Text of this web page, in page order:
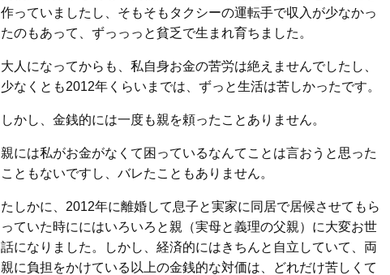
作っていましたし、そもそもタクシーの運転手で収入が少なかっ
たのもあって、ずっっっと貧乏で生まれ育ちました。
大人になってからも、私自身お金の苦労は絶えませんでしたし、
少なくとも2012年くらいまでは、ずっと生活は苦しかったです。
しかし、金銭的には一度も親を頼ったことありません。
親には私がお金がなくて困っているなんてことは言おうと思った
こともないですし、バレたこともありません。
たしかに、2012年に離婚して息子と実家に同居で居候させてもら
っていた時ににはいろいろと親（実母と義理の父親）に大変お世
話になりました。しかし、経済的にはきちんと自立していて、両
親に負担をかけている以上の金銭的な対価は、どれだけ苦しくて